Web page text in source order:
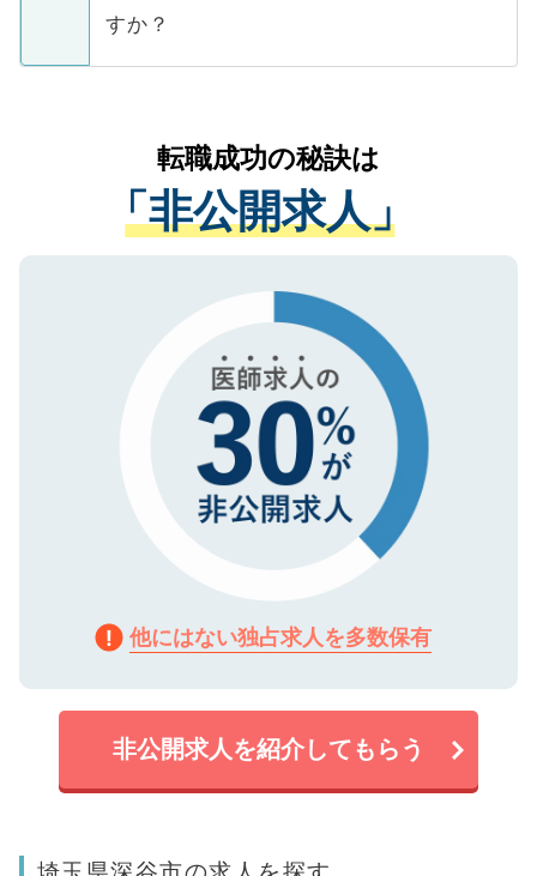
ています。
ご本人のキャリアアップおよび転職活動の
支援を目的に使用いたします。お預かりし
ているすべての個人データはご本人の許可
は、個人情報の取り扱いについての厳密な
管理基準を満たした事業者のみに付与され
る、プライバシーマークを取得済みです。
で、機密保持に関してもご安心ください。
すか？
かがいして、現在の医療機関の状況や紹介
経験をまじえながら、適切なアドバイスを
させていただきます。すぐにご転職をされ
ない方には、長期的なサポートが可能です
ので、まずはご登録ください。
転職成功の秘訣は
「非公開求人」
他にはない独占求人を多数保有
非公開求人を紹介してもらう